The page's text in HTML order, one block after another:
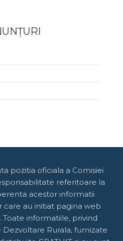
pozitia oficiala a Comisiei
referitoare la
acestor informatii
au initiat pagina web
Toate informatiile, privind
Rurala, furnizate